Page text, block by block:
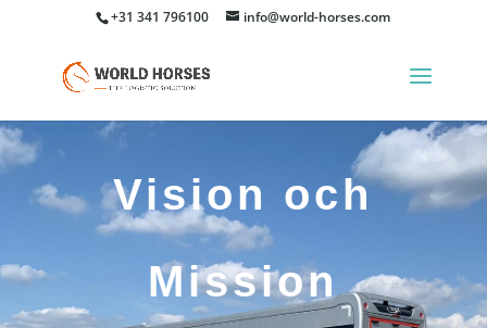
+31 341 796100 info@world-horses.com
Vision och
Mission